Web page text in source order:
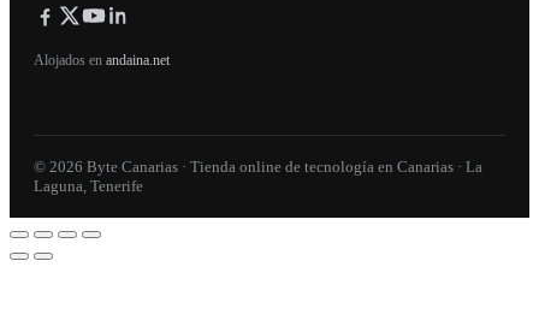
Alojados en andaina.net
© 2026 Byte Canarias · Tienda online de tecnología en Canarias · La
Laguna, Tenerife